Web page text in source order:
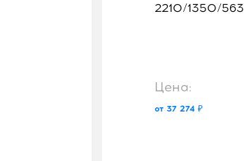
2210/1350/563
Цена:
от 37 274 ₽